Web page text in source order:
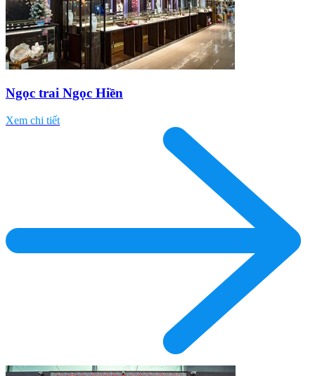
Ngọc trai Ngọc Hiền
Xem chi tiết